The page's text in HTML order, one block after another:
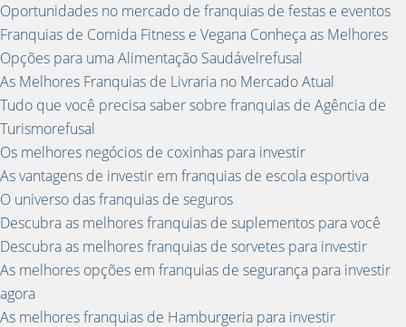
Oportunidades no mercado de franquias de festas e eventos
Franquias de Comida Fitness e Vegana Conheça as Melhores
Opções para uma Alimentação Saudávelrefusal
As Melhores Franquias de Livraria no Mercado Atual
Tudo que você precisa saber sobre franquias de Agência de
Turismorefusal
Os melhores negócios de coxinhas para investir
As vantagens de investir em franquias de escola esportiva
O universo das franquias de seguros
Descubra as melhores franquias de suplementos para você
Descubra as melhores franquias de sorvetes para investir
As melhores opções em franquias de segurança para investir
agora
As melhores franquias de Hamburgeria para investir